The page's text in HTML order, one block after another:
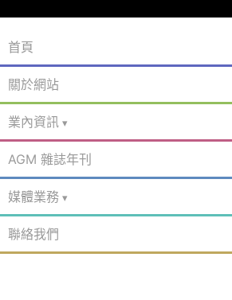
首頁
關於網站
業內資訊
AGM 雜誌年刊
媒體業務
聯絡我們